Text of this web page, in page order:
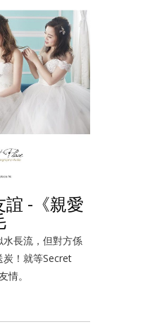
-《親愛
長流，但對方係
炭！就等Secret
情。